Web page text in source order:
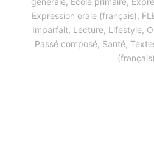
Expression orale (français),
Imparfait, Lecture, Lifestyle,
Passé composé, Santé,
(français)